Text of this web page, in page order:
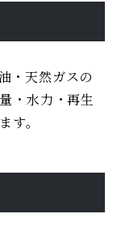
・天然ガスの
・水力・再生
す。